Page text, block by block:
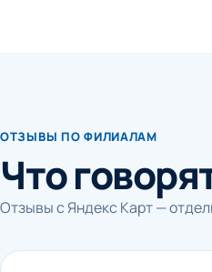
ОТЗЫВЫ ПО ФИЛИАЛАМ
Что
Отзывы с Яндекс Карт —